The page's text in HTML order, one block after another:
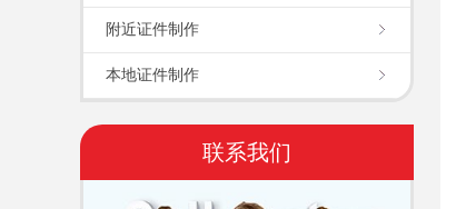
附近证件制作
本地证件制作
联系我们